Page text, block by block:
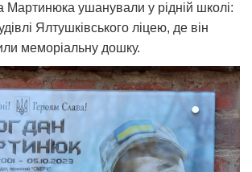
Мартинюка ушанували у рідній школі:
Ялтушківського ліцею, де він
меморіальну дошку.